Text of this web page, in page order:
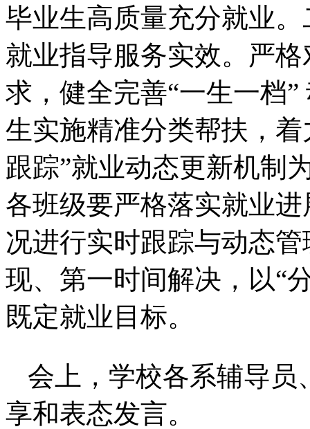
毕业生高质量充分就业
就业指导服务实效。严格
求，健全完善“一生一档
生实施精准分类帮扶，
跟踪”就业动态更新机制
各班级要严格落实就业
况进行实时跟踪与动态
现、第一时间解决，以“
既定就业目标。
会上，学校各系辅导员
享和表态发言。